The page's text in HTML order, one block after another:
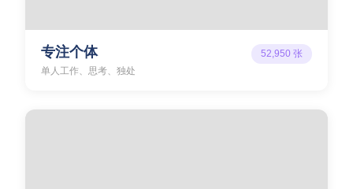
专注个体
单人工作、思考、独处
52,950 张